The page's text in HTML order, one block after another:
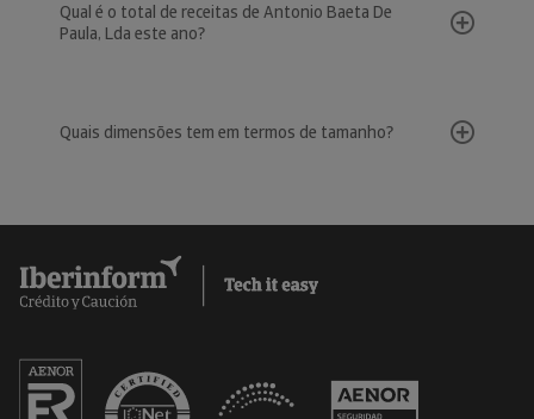
Qual é o total de receitas de Antonio Baeta De
Paula, Lda este ano?
Quais dimensões tem em termos de tamanho?